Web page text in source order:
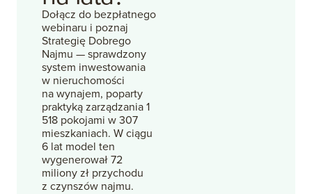
Dołącz do bezpłatnego
webinaru i poznaj
Strategię Dobrego
Najmu — sprawdzony
system inwestowania
w nieruchomości
na wynajem, poparty
praktyką zarządzania 1
518 pokojami w 307
mieszkaniach. W ciągu
6 lat model ten
wygenerował 72
miliony zł przychodu
z czynszów najmu.